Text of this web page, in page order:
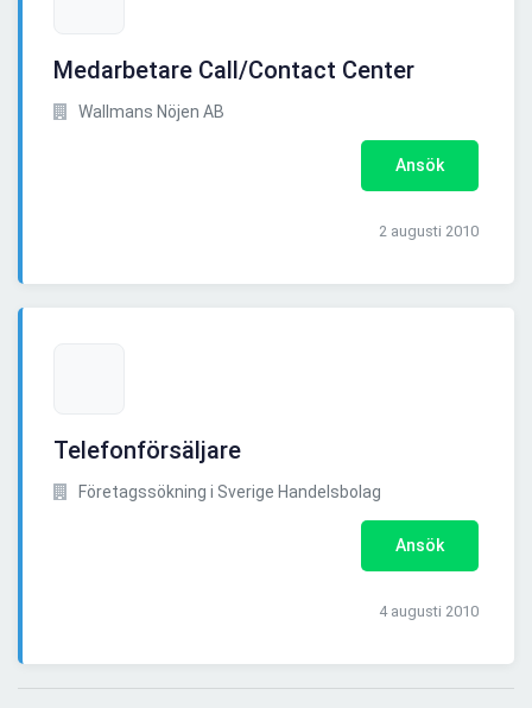
Medarbetare Call/Contact Center
Wallmans Nöjen AB
Ansök
2 augusti 2010
Telefonförsäljare
Företagssökning i Sverige Handelsbolag
Ansök
4 augusti 2010